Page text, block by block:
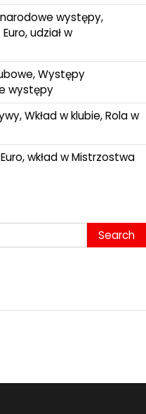
występy,
udział w
Występy
występy
Wkład w klubie, Rola w
wkład w Mistrzostwa